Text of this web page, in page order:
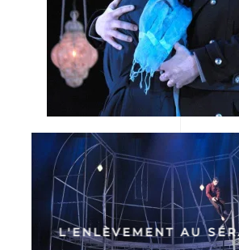
L'ENLÈVEMENT AU